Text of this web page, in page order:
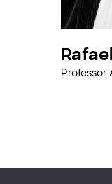
Professor